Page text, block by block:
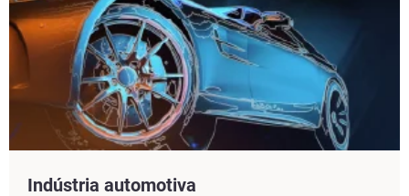
Indústria automotiva